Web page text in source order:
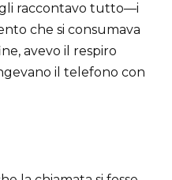
raccontavo tutto—i
che si consumava
avevo il respiro
il telefono con